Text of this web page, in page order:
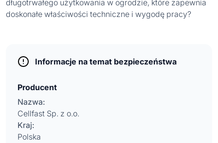
długotrwałego użytkowania w ogrodzie, które zapewnia
doskonałe właściwości techniczne i wygodę pracy?
Informacje na temat bezpieczeństwa
Producent
Nazwa:
Cellfast Sp. z o.o.
Kraj:
Polska